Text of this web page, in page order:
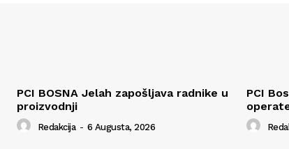
PCI BOSNA Jelah zapošljava radnike u
proizvodnji
Redakcija - 6 Augusta, 2026
PCI